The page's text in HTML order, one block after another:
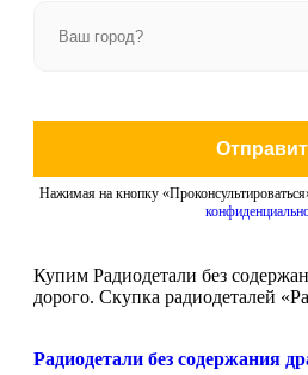
Нажимая на кнопку
Купим Радиодетали без
дорого. Скупка радиодеталей
Радиодетали без содержания